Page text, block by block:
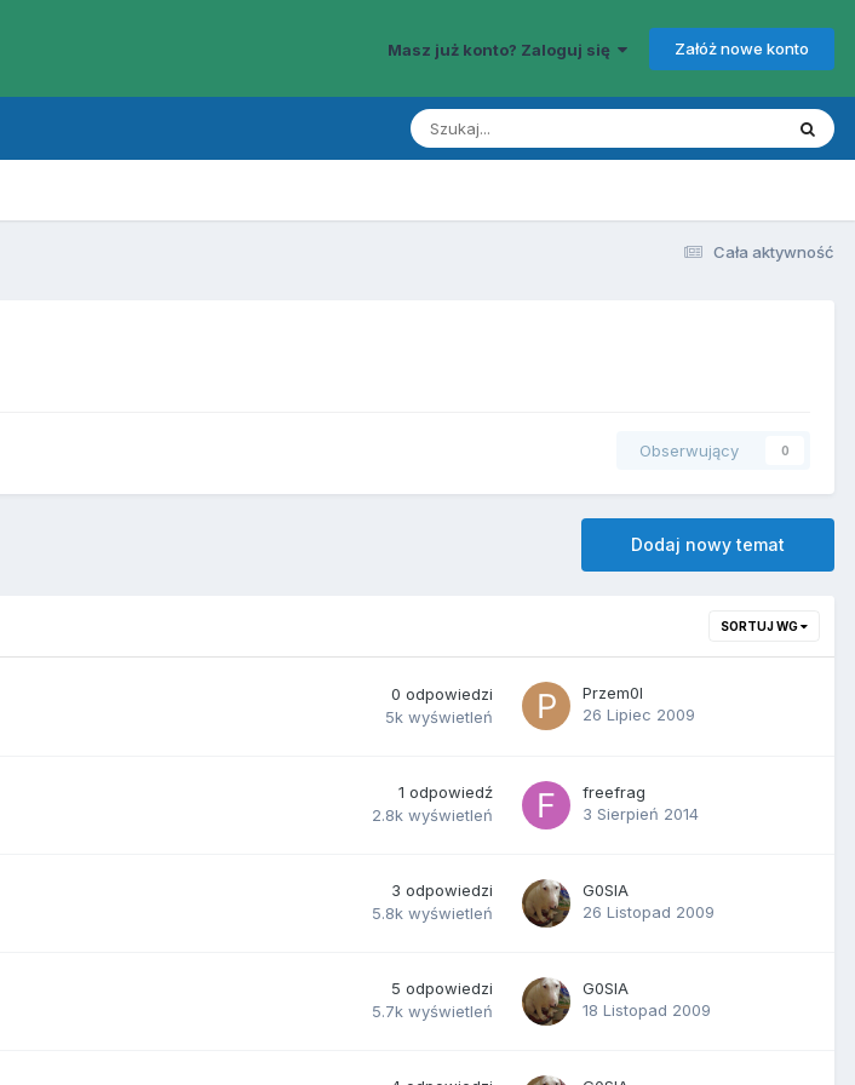
Masz już konto? Zaloguj się Załóż nowe konto
Cała aktywność
Obserwujący 0
Dodaj nowy temat
SORTUJ WG
0 odpowiedzi
5k wyświetleń
Przem0l
26 Lipiec 2009
1 odpowiedź
2.8k wyświetleń
freefrag
3 Sierpień 2014
3 odpowiedzi
5.8k wyświetleń
G0SlA
26 Listopad 2009
5 odpowiedzi
5.7k wyświetleń
G0SlA
18 Listopad 2009